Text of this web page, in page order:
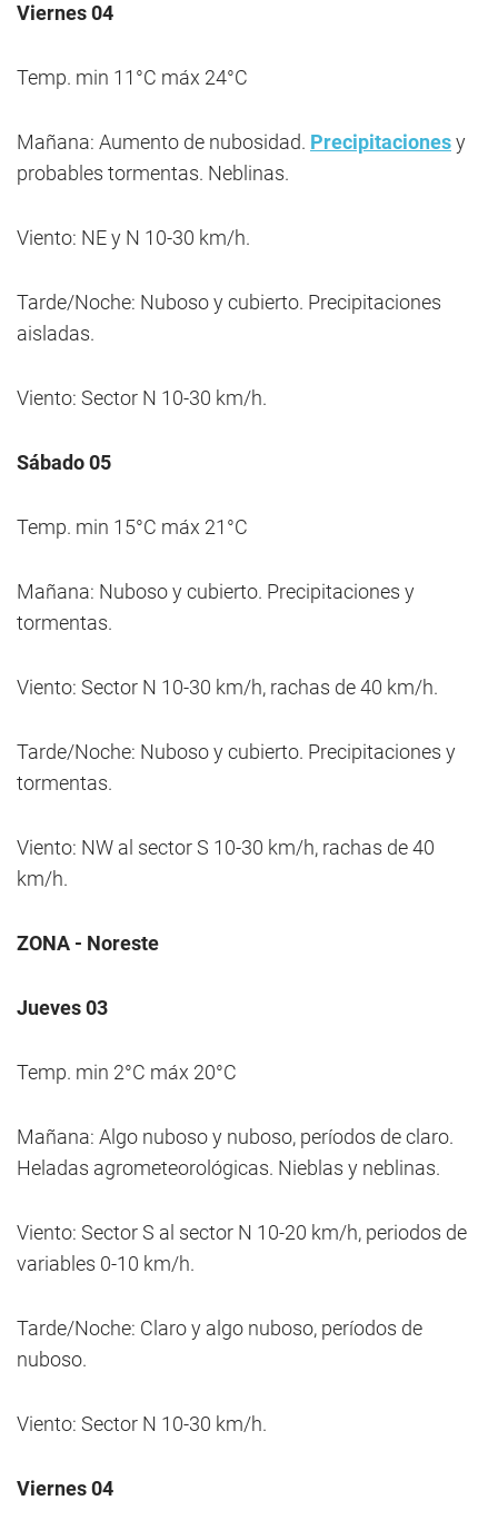
Viernes 04
Temp. min 11°C máx 24°C
Mañana: Aumento de nubosidad. Precipitacionesy
probables tormentas. Neblinas.
Viento: NE y N 10-30 km/h.
Tarde/Noche: Nuboso y cubierto. Precipitaciones
aisladas.
Viento: Sector N 10-30 km/h.
Sábado 05
Temp. min 15°C máx 21°C
Mañana: Nuboso y cubierto. Precipitaciones y
tormentas.
Viento: Sector N 10-30 km/h, rachas de 40 km/h.
Tarde/Noche: Nuboso y cubierto. Precipitaciones y
tormentas.
Viento: NW al sector S 10-30 km/h, rachas de 40
km/h.
ZONA - Noreste
Jueves 03
Temp. min 2°C máx 20°C
Mañana: Algo nuboso y nuboso, períodos de claro.
Heladas agrometeorológicas. Nieblas y neblinas.
Viento: Sector S al sector N 10-20 km/h, periodos de
variables 0-10 km/h.
Tarde/Noche: Claro y algo nuboso, períodos de
nuboso.
Viento: Sector N 10-30 km/h.
Viernes 04